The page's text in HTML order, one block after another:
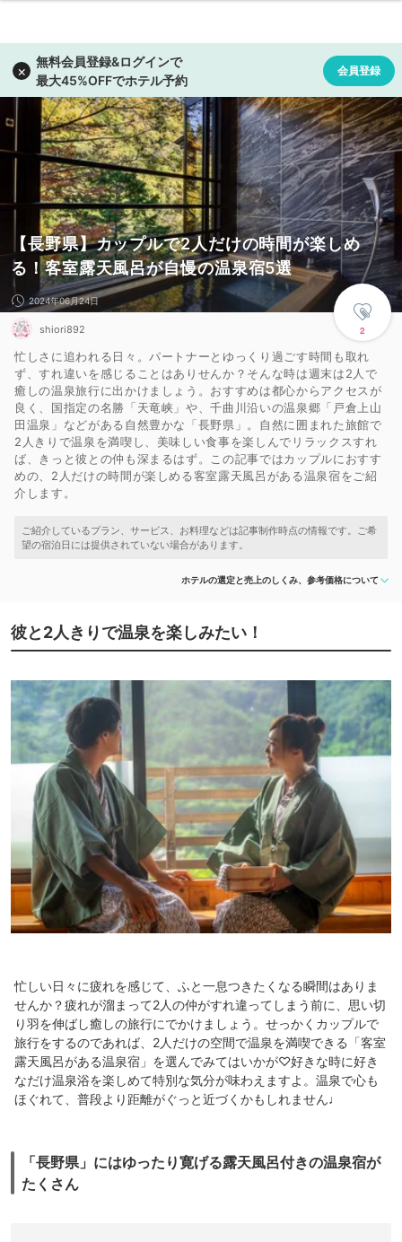
【長野県】カップルで2人だけの時間が楽しめ
る！客室露天風呂が自慢の温泉宿5選
2
2024年06月24日
shiori892
忙しさに追われる日々。パートナーとゆっくり過ごす時間も取れ
ず、すれ違いを感じることはありせんか？そんな時は週末は2人で
癒しの温泉旅行に出かけましょう。おすすめは都心からアクセスが
良く、国指定の名勝「天竜峡」や、千曲川沿いの温泉郷「戸倉上山
田温泉」などがある自然豊かな「長野県」。自然に囲まれた旅館で
2人きりで温泉を満喫し、美味しい食事を楽しんでリラックスすれ
ば、きっと彼との仲も深まるはず。この記事ではカップルにおすす
めの、2人だけの時間が楽しめる客室露天風呂がある温泉宿をご紹
介します。
ホテルの選定と売上のしくみ、参考価格について
彼と2人きりで温泉を楽しみたい！
忙しい日々に疲れを感じて、ふと一息つきたくなる瞬間はありま
せんか？疲れが溜まって2人の仲がすれ違ってしまう前に、思い切
り羽を伸ばし癒しの旅行にでかけましょう。せっかくカップルで
旅行をするのであれば、2人だけの空間で温泉を満喫できる「客室
露天風呂がある温泉宿」を選んでみてはいかが♡好きな時に好き
なだけ温泉浴を楽しめて特別な気分が味わえますよ。温泉で心も
ほぐれて、普段より距離がぐっと近づくかもしれません♩
「長野県」にはゆったり寛げる露天風呂付きの温泉宿が
たくさん